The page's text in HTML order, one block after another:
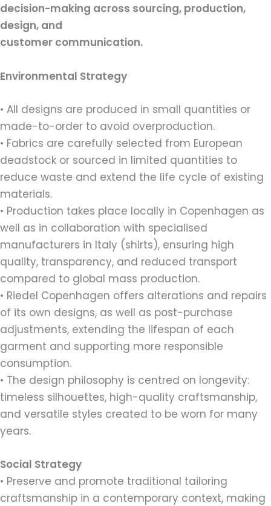
decision-making across sourcing, production,
design, and
customer communication.
Environmental Strategy
• All designs are produced in small quantities or
made-to-order to avoid overproduction.
• Fabrics are carefully selected from European
deadstock or sourced in limited quantities to
reduce waste and extend the life cycle of existing
materials.
• Production takes place locally in Copenhagen as
well as in collaboration with specialised
manufacturers in Italy (shirts), ensuring high
quality, transparency, and reduced transport
compared to global mass production.
• Riedel Copenhagen offers alterations and repairs
of its own designs, as well as post-purchase
adjustments, extending the lifespan of each
garment and supporting more responsible
consumption.
• The design philosophy is centred on longevity:
timeless silhouettes, high-quality craftsmanship,
and versatile styles created to be worn for many
years.
Social Strategy
• Preserve and promote traditional tailoring
craftsmanship in a contemporary context, making